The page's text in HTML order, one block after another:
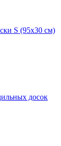
S (95х30 см)
досок